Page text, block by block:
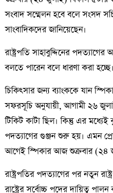
সংবাদ সম্মেলন হবে বলে সংসদ
সাংবাদিকদের জানিয়েছেন।
রাষ্ট্রপতি সাহাবুদ্দিনের
বলতে পারেন বলে ধারণা করা হচ্ছে।
চিকিৎসার জন্য ব্যাংককে যান
সফরসূচি অনুযায়ী, আগামী ২৬
টিকিট কাটা ছিল। কিন্তু এর মধ্যেই
পদত্যাগের গুঞ্জন শুরু হয়। এমন
আগেই স্পিকার আজ শুক্রবার (২৪
রাষ্ট্রপতির পদত্যাগের পর নতুন
রাষ্ট্রের সর্বোচ্চ পদের দায়িত্ব